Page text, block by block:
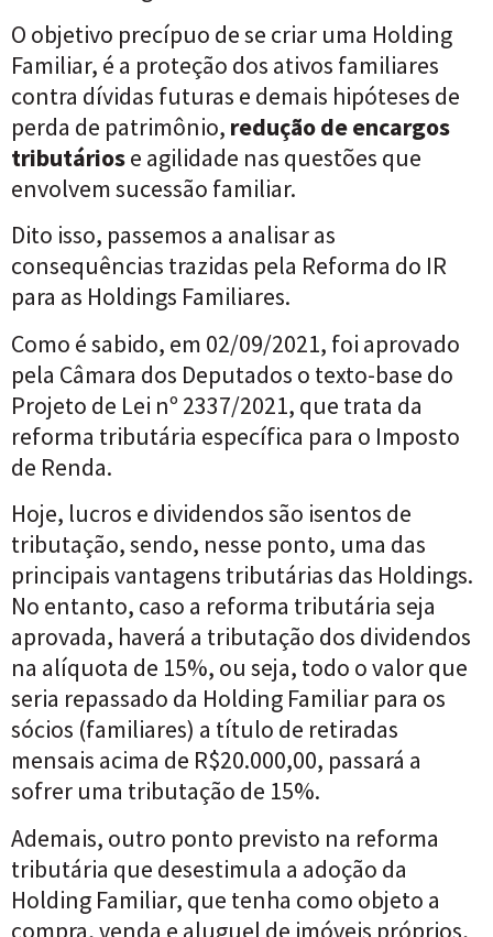
O objetivo precípuo de se criar uma Holding
Familiar, é a proteção dos ativos familiares
contra dívidas futuras e demais hipóteses de
perda de patrimônio, redução de encargos
tributáriose agilidade nas questões que
envolvem sucessão familiar.
Dito isso, passemos a analisar as
consequências trazidas pela Reforma do IR
para as Holdings Familiares.
Como é sabido, em 02/09/2021, foi aprovado
pela Câmara dos Deputados o texto-base do
Projeto de Lei nº 2337/2021, que trata da
reforma tributária específica para o Imposto
de Renda.
Hoje, lucros e dividendos são isentos de
tributação, sendo, nesse ponto, uma das
principais vantagens tributárias das Holdings.
No entanto, caso a reforma tributária seja
aprovada, haverá a tributação dos dividendos
na alíquota de 15%, ou seja, todo o valor que
seria repassado da Holding Familiar para os
sócios (familiares) a título de retiradas
mensais acima de R$20.000,00, passará a
sofrer uma tributação de 15%.
Ademais, outro ponto previsto na reforma
tributária que desestimula a adoção da
Holding Familiar, que tenha como objeto a
compra, venda e aluguel de imóveis próprios,